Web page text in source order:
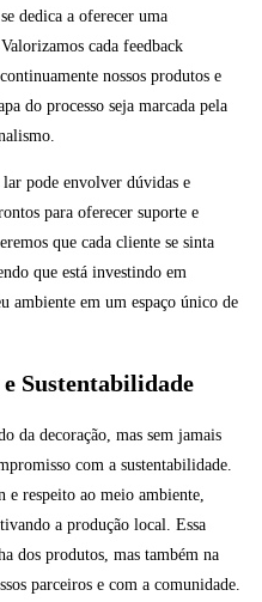
dedica a oferecer uma
cada feedback
nossos produtos e
do processo seja marcada pela
pode envolver dúvidas e
para oferecer suporte e
que cada cliente se sinta
que está investindo em
ambiente em um espaço único de
e Sustentabilidade
da decoração, mas sem jamais
com a sustentabilidade.
respeito ao meio ambiente,
a produção local. Essa
dos produtos, mas também na
parceiros e com a comunidade.